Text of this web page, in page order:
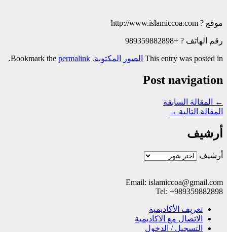
موقع ? http://www.islamiccoa.com
رقم الهاتف ? +989359882898
This entry was posted in الصور المکتوبة. Bookmark the
permalink
.
Post navigation
←
المقالة السابقة
المقالة التالية →
أرشيف
أرشيف
Email: islamiccoa@gmail.com
Tel: +989359882898
تعریف الأکادیمیة
الاتصال مع الاکادیمیة
التسجیل / الدخول